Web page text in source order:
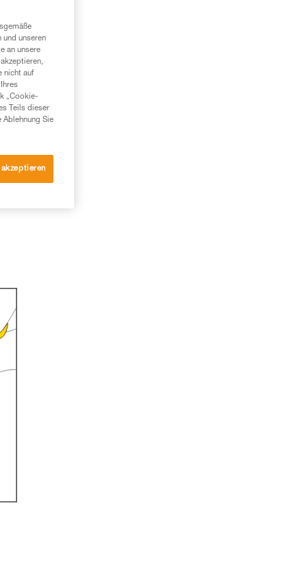
und unseren
an unsere
nicht auf
„Cookie-
Teils dieser
Ablehnung Sie